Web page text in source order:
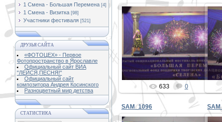
1 Смена - Большая Перемена [4]
1 Смена - Визитка [98]
Участники фестиваля [521]
ДРУЗЬЯ САЙТА
«ФОТОЦЕХ» - Первое
Фотопространство в Ярославле
Официальный сайт ВИА
"ЛЕЙСЯ,ПЕСНЯ!"
Официальный сайт
композитора Андрея Косинского
Разноцветный мир детства
СТАТИСТИКА
31.12.2019
PETER
633 0
SAM_1096